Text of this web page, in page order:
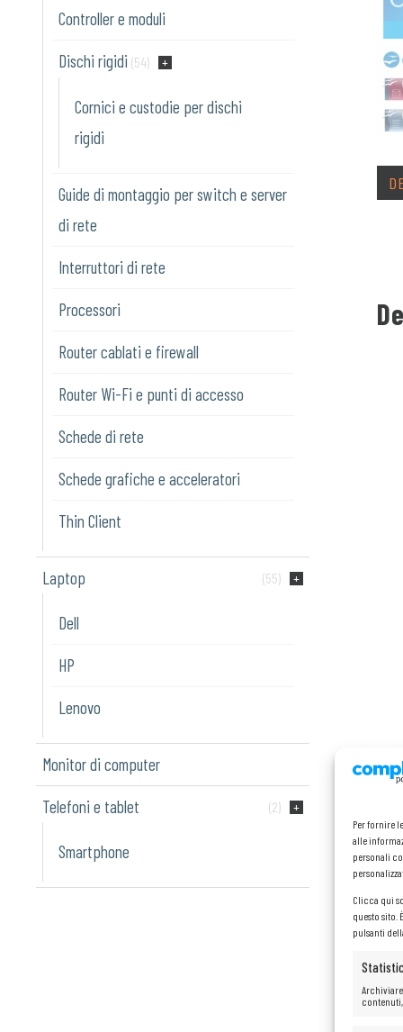
Per fornire
alle
personali
Clicca qui
questo sito.
pulsanti
Controller e moduli
Dischi rigidi (54)
Cornici e custodie per dischi
rigidi
Guide di montaggio per switch e server
di rete
Interruttori di rete
Processori
Router cablati e firewall
Router Wi-Fi e punti di accesso
Schede di rete
Schede grafiche e acceleratori
Thin Client
Laptop (55)
Dell
HP
Lenovo
Monitor di computer
Telefoni e tablet (2)
Smartphone